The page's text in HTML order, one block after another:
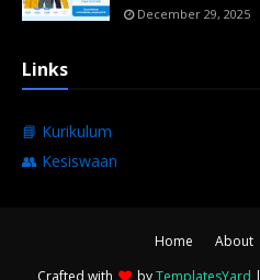
December 29, 2025
Links
📘 Kurikulum
👥 Kesiswaan
Home About
Crafted with
byTemplatesYard